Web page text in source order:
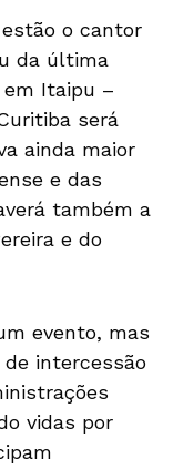
o cantor
da última
em Itaipu –
será
ainda maior
e das
também a
e do
evento, mas
intercessão
vidas por